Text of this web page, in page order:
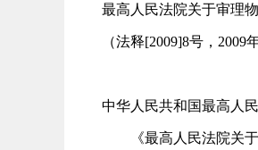
最高人民法院关于审理
（法释[2009]8号，2009
中华人民共和国最高人
《最高人民法院关于